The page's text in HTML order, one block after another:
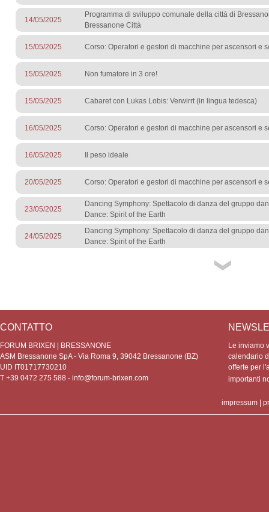
14/05/2025
Programma di sviluppo comunale della cittá di
Bressanone Città
15/05/2025 Corso: Operatori e gestori di macchine per ascensori e
15/05/2025 Non fumatore in 3 ore!
15/05/2025 Cabaret con Lukas Lobis: Verwirrt (in lingua tedesca)
16/05/2025 Corso: Operatori e gestori di macchine per ascensori e
16/05/2025 Il peso ideale
20/05/2025 Corso: Operatori e gestori di macchine per ascensori e
23/05/2025
Dancing Symphony: Spettacolo di danza del gruppo
Dance: Spirit of the Earth
24/05/2025
Dancing Symphony: Spettacolo di danza del gruppo
Dance: Spirit of the Earth
CONTATTO
FORUM BRIXEN | BRESSANONE
ASM Bressanone SpA - Via Roma 9, 39042 Bressanone (BZ)
UID IT01717730210
T +39 0472 275 588 - info@forum-brixen.com
Le inviamo
calendario
offerte per
importanti
impressum